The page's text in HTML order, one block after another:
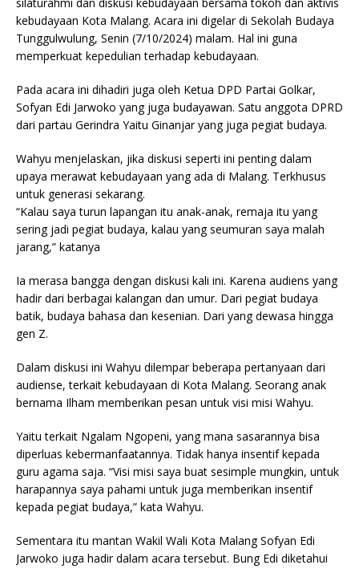
kebudayaan Kota Malang. Acara ini digelar di Sekolah Budaya
Tunggulwulung, Senin (7/10/2024) malam. Hal ini guna
memperkuat kepedulian terhadap kebudayaan.
Pada acara ini dihadiri juga oleh Ketua DPD Partai Golkar,
Sofyan Edi Jarwoko yang juga budayawan. Satu anggota DPRD
dari partau Gerindra Yaitu Ginanjar yang juga pegiat budaya.
Wahyu menjelaskan, jika diskusi seperti ini penting dalam
upaya merawat kebudayaan yang ada di Malang. Terkhusus
untuk generasi sekarang.
“Kalau saya turun lapangan itu anak-anak, remaja itu yang
sering jadi pegiat budaya, kalau yang seumuran saya malah
jarang,” katanya
Ia merasa bangga dengan diskusi kali ini. Karena audiens yang
hadir dari berbagai kalangan dan umur. Dari pegiat budaya
batik, budaya bahasa dan kesenian. Dari yang dewasa hingga
gen Z.
Dalam diskusi ini Wahyu dilempar beberapa pertanyaan dari
audiense, terkait kebudayaan di Kota Malang. Seorang anak
bernama Ilham memberikan pesan untuk visi misi Wahyu.
Yaitu terkait Ngalam Ngopeni, yang mana sasarannya bisa
diperluas kebermanfaatannya. Tidak hanya insentif kepada
guru agama saja. “Visi misi saya buat sesimple mungkin, untuk
harapannya saya pahami untuk juga memberikan insentif
kepada pegiat budaya,” kata Wahyu.
Sementara itu mantan Wakil Wali Kota Malang Sofyan Edi
Jarwoko juga hadir dalam acara tersebut. Bung Edi diketahui